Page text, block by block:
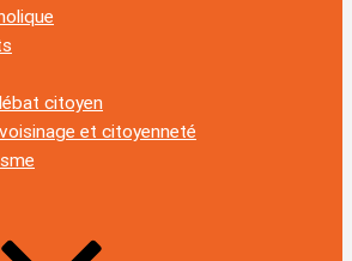
citoyen
et citoyenneté